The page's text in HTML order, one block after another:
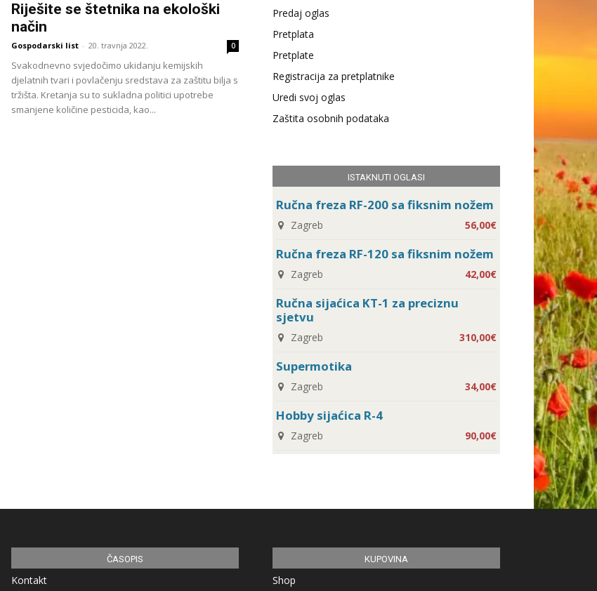
Riješite se štetnika na ekološki
način
Gospodarski list - 20. travnja 2022. 0
Svakodnevno svjedočimo ukidanju kemijskih
djelatnih tvari i povlačenju sredstava za zaštitu bilja s
tržišta. Kretanja su to sukladna politici upotrebe
smanjene količine pesticida, kao...
Predaj oglas
Pretplata
Pretplate
Registracija za pretplatnike
Uredi svoj oglas
Zaštita osobnih podataka
ISTAKNUTI OGLASI
Ručna freza RF-200 sa fiksnim nožem
Zagreb 56,00€
Ručna freza RF-120 sa fiksnim nožem
Zagreb 42,00€
Ručna sijaćica KT-1 za preciznu
sjetvu
Zagreb 310,00€
Supermotika
Zagreb 34,00€
Hobby sijaćica R-4
Zagreb 90,00€
ČASOPIS
Kontakt
KUPOVINA
Shop